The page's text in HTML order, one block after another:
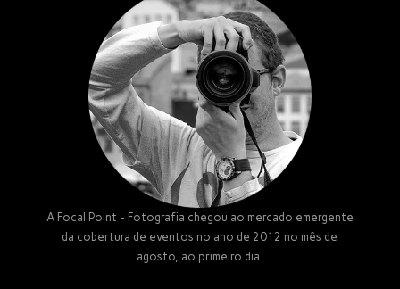
A Focal Point - Fotografia chegou ao mercado emergente
da cobertura de eventos no ano de 2012 no mês de
agosto, ao primeiro dia.